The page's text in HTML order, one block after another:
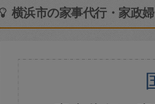
横浜市の家事代行・家政婦